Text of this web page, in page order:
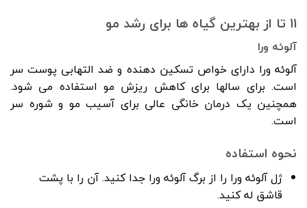
۱۱ تا از بهترین گیاه ها برای رشد مو
آلوئه ورا
آلوئه ورا دارای خواص تسکین دهنده و ضد التهابی پوست سر
است. برای سالها برای کاهش ریزش مو استفاده می شود.
همچنین یک درمان خانگی عالی برای آسیب مو و شوره سر
است.
نحوه استفاده
ژل آلوئه ورا را از برگ آلوئه ورا جدا کنید. آن را با پشت
قاشق له کنید.